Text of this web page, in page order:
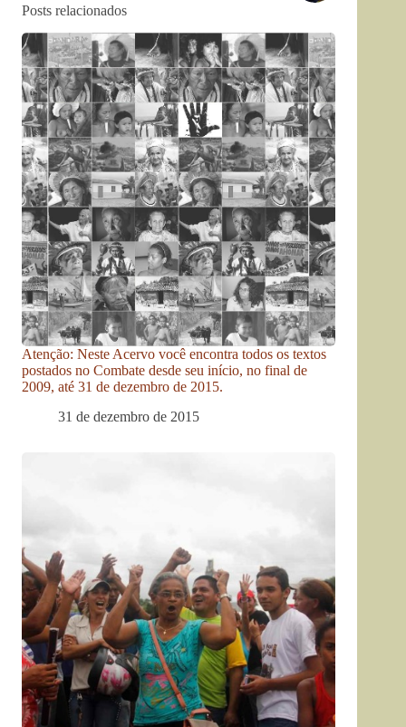
Posts relacionados
Atenção: Neste Acervo você encontra todos os textos
postados no Combate desde seu início, no final de
2009, até 31 de dezembro de 2015.
31 de dezembro de 2015